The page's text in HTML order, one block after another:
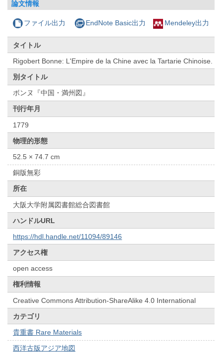
論文情報
ファイル出力 EndNote Basic出力 Mendeley出力
タイトル
Rigobert Bonne: L'Empire de la Chine avec la Tartarie Chinoise.
別タイトル
ボンヌ『中国・満州図』
刊行年月
1779
物理的形態
52.5 × 74.7 cm
銅版無彩
所在
大阪大学附属図書館総合図書館
ハンドルURL
https://hdl.handle.net/11094/89146
アクセス権
open access
権利情報
Creative Commons Attribution-ShareAlike 4.0 International
カテゴリ
貴重書 Rare Materials
西洋古版アジア地図